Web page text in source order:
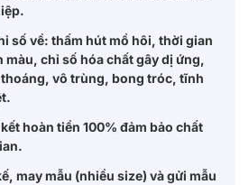
số về: thấm hút mồ hôi, thời gian
màu, chỉ số hóa chất gây dị ứng,
vô trùng, bong tróc, tĩnh
hoàn tiền 100% đảm bảo chất
may mẫu (nhiều size) và gửi mẫu